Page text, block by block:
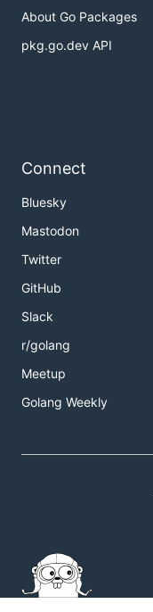
About Go Packages
pkg.go.dev API
Connect
Bluesky
Mastodon
Twitter
GitHub
Slack
r/golang
Meetup
Golang Weekly